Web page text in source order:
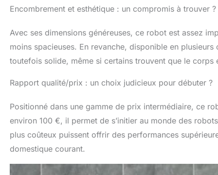
Encombrement et esthétique : un compromis à trouver ?
Avec ses dimensions généreuses, ce robot est assez
moins spacieuses. En revanche, disponible en
toutefois solide, même si certains trouvent que le
Rapport qualité/prix : un choix judicieux pour débuter ?
Positionné dans une gamme de prix intermédiaire, ce
environ 100 €, il permet de s’initier au monde des
plus coûteux puissent offrir des performances
domestique courant.